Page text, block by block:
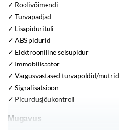
Roolivõimendi
Turvapadjad
Lisapidurituli
ABS pidurid
Elektrooniline seisupidur
Immobilisaator
Vargusvastased turvapoldid/mutrid
Signalisatsioon
Pidurdusjõukontroll
Mugavus